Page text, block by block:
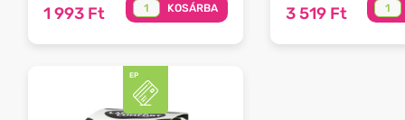
1 993 Ft KOSÁRBA 3 519 Ft